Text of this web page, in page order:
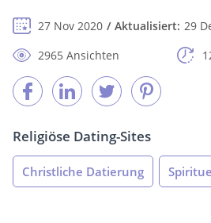
27 Nov 2020 Aktualisiert: 29
2965 Ansichten
Religiöse Dating-Sites
Christliche Datierung